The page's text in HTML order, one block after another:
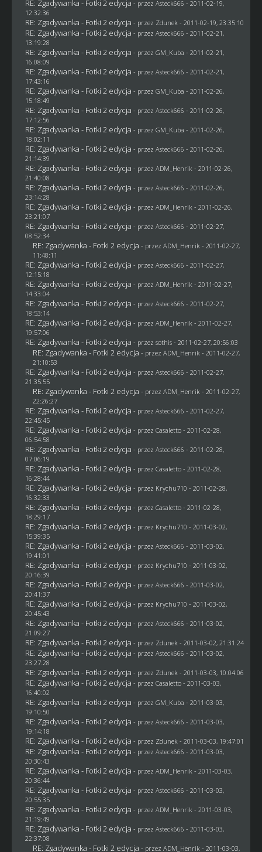
RE: Zgadywanka - Fotki 2 edycja - przez Asteck666 - 2011-02-19,
12:32:36
RE: Zgadywanka - Fotki 2 edycja - przez Zdunek - 2011-02-19, 23:35:10
RE: Zgadywanka - Fotki 2 edycja - przez Asteck666 - 2011-02-21,
13:19:28
RE: Zgadywanka - Fotki 2 edycja - przez GM_Kuba - 2011-02-21,
16:08:09
RE: Zgadywanka - Fotki 2 edycja - przez Asteck666 - 2011-02-21,
17:43:16
RE: Zgadywanka - Fotki 2 edycja - przez GM_Kuba - 2011-02-26,
15:18:49
RE: Zgadywanka - Fotki 2 edycja - przez Asteck666 - 2011-02-26,
17:12:56
RE: Zgadywanka - Fotki 2 edycja - przez GM_Kuba - 2011-02-26,
18:02:11
RE: Zgadywanka - Fotki 2 edycja - przez Asteck666 - 2011-02-26,
21:14:39
RE: Zgadywanka - Fotki 2 edycja - przez ADM_Henrik - 2011-02-26,
21:40:08
RE: Zgadywanka - Fotki 2 edycja - przez Asteck666 - 2011-02-26,
23:14:28
RE: Zgadywanka - Fotki 2 edycja - przez ADM_Henrik - 2011-02-26,
23:21:07
RE: Zgadywanka - Fotki 2 edycja - przez Asteck666 - 2011-02-27,
08:52:34
RE: Zgadywanka - Fotki 2 edycja - przez ADM_Henrik - 2011-02-27,
11:48:11
RE: Zgadywanka - Fotki 2 edycja - przez Asteck666 - 2011-02-27,
12:15:18
RE: Zgadywanka - Fotki 2 edycja - przez ADM_Henrik - 2011-02-27,
14:33:04
RE: Zgadywanka - Fotki 2 edycja - przez Asteck666 - 2011-02-27,
18:53:14
RE: Zgadywanka - Fotki 2 edycja - przez ADM_Henrik - 2011-02-27,
19:57:06
RE: Zgadywanka - Fotki 2 edycja - przez sothis- 2011-02-27, 20:56:03
RE: Zgadywanka - Fotki 2 edycja - przez ADM_Henrik - 2011-02-27,
21:10:53
RE: Zgadywanka - Fotki 2 edycja - przez Asteck666 - 2011-02-27,
21:35:55
RE: Zgadywanka - Fotki 2 edycja - przez ADM_Henrik - 2011-02-27,
22:26:27
RE: Zgadywanka - Fotki 2 edycja - przez Asteck666 - 2011-02-27,
22:45:45
RE: Zgadywanka - Fotki 2 edycja - przez Casaletto- 2011-02-28,
06:54:58
RE: Zgadywanka - Fotki 2 edycja - przez Asteck666 - 2011-02-28,
07:06:19
RE: Zgadywanka - Fotki 2 edycja - przez Casaletto- 2011-02-28,
16:28:44
RE: Zgadywanka - Fotki 2 edycja - przez Krychu710 - 2011-02-28,
16:32:33
RE: Zgadywanka - Fotki 2 edycja - przez Casaletto- 2011-02-28,
18:29:17
RE: Zgadywanka - Fotki 2 edycja - przez Krychu710 - 2011-03-02,
15:39:35
RE: Zgadywanka - Fotki 2 edycja - przez Asteck666 - 2011-03-02,
19:41:01
RE: Zgadywanka - Fotki 2 edycja - przez Krychu710 - 2011-03-02,
20:16:39
RE: Zgadywanka - Fotki 2 edycja - przez Asteck666 - 2011-03-02,
20:41:37
RE: Zgadywanka - Fotki 2 edycja - przez Krychu710 - 2011-03-02,
20:45:43
RE: Zgadywanka - Fotki 2 edycja - przez Asteck666 - 2011-03-02,
21:09:27
RE: Zgadywanka - Fotki 2 edycja - przez Zdunek - 2011-03-02, 21:31:24
RE: Zgadywanka - Fotki 2 edycja - przez Asteck666 - 2011-03-02,
23:27:28
RE: Zgadywanka - Fotki 2 edycja - przez Zdunek - 2011-03-03, 10:04:06
RE: Zgadywanka - Fotki 2 edycja - przez Casaletto- 2011-03-03,
16:40:02
RE: Zgadywanka - Fotki 2 edycja - przez GM_Kuba - 2011-03-03,
19:10:50
RE: Zgadywanka - Fotki 2 edycja - przez Asteck666 - 2011-03-03,
19:14:18
RE: Zgadywanka - Fotki 2 edycja - przez Zdunek - 2011-03-03, 19:47:01
RE: Zgadywanka - Fotki 2 edycja - przez Asteck666 - 2011-03-03,
20:30:43
RE: Zgadywanka - Fotki 2 edycja - przez ADM_Henrik - 2011-03-03,
20:36:44
RE: Zgadywanka - Fotki 2 edycja - przez Asteck666 - 2011-03-03,
20:55:35
RE: Zgadywanka - Fotki 2 edycja - przez ADM_Henrik - 2011-03-03,
21:19:49
RE: Zgadywanka - Fotki 2 edycja - przez Asteck666 - 2011-03-03,
22:37:08
RE: Zgadywanka - Fotki 2 edycja - przez ADM_Henrik - 2011-03-03,